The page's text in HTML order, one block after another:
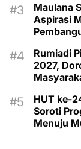
Maulana
Aspirasi
Rumiadi
2027,
HUT ke-
Soroti
Menuju